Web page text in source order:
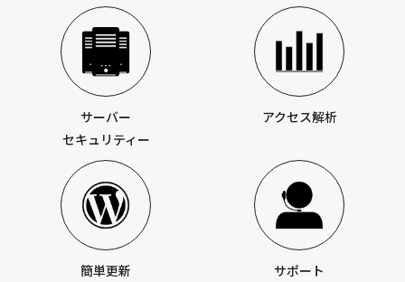
サーバー
セキュリティー
アクセス解析
簡単更新
サポート